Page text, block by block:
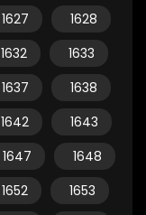
1627
1628
1632
1633
1637
1638
1642
1643
1647
1648
1652
1653